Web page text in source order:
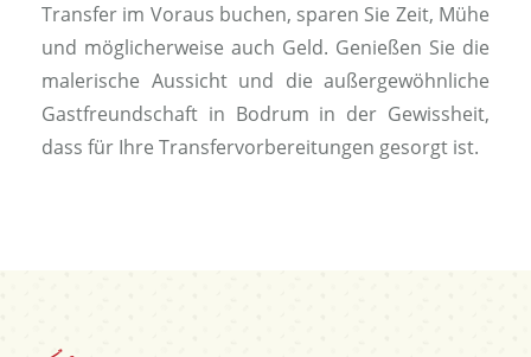
Transfer im Voraus buchen, sparen Sie Zeit, Mühe
und möglicherweise auch Geld. Genießen Sie die
malerische Aussicht und die außergewöhnliche
Gastfreundschaft in Bodrum in der Gewissheit,
dass für Ihre Transfervorbereitungen gesorgt ist.